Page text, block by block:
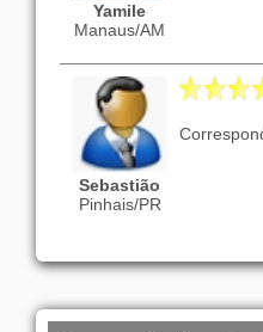
Yamile
Manaus/AM
Sebastião
Pinhais/PR